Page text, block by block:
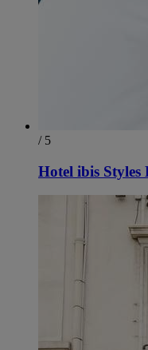
/ 5
Hotel ibis Styles